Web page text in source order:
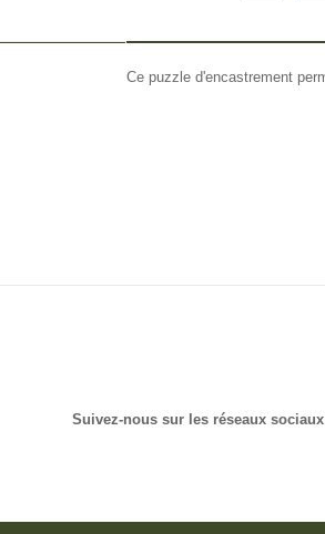
Ce puzzle d'encastrement
Suivez-nous sur les réseaux sociaux